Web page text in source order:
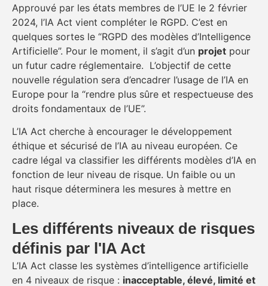
Approuvé par les états membres de l’UE le 2 février
2024, l’IA Act vient compléter le RGPD. C’est en
quelques sortes le “RGPD des modèles d’Intelligence
Artificielle”. Pour le moment, il s’agit d’un projet pour
un futur cadre réglementaire. L’objectif de cette
nouvelle régulation sera d’encadrer l’usage de l’IA en
Europe pour la “rendre plus sûre et respectueuse des
droits fondamentaux de l’UE”.
L’IA Act cherche à encourager le développement
éthique et sécurisé de l’IA au niveau européen. Ce
cadre légal va classifier les différents modèles d’IA en
fonction de leur niveau de risque. Un faible ou un
haut risque déterminera les mesures à mettre en
place.
Les différents niveaux de risques
définis par l'IA Act
L’IA Act classe les systèmes d’intelligence artificielle
en 4 niveaux de risque : inacceptable, élevé, limité et